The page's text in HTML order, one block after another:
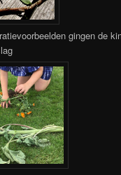
gingen de